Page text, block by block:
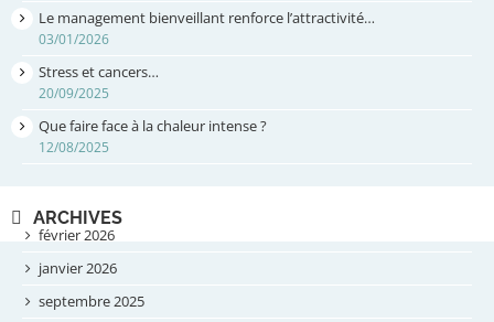
Le management bienveillant renforce l’attractivité…
03/01/2026
Stress et cancers…
20/09/2025
Que faire face à la chaleur intense ?
12/08/2025
ARCHIVES
février 2026
janvier 2026
septembre 2025